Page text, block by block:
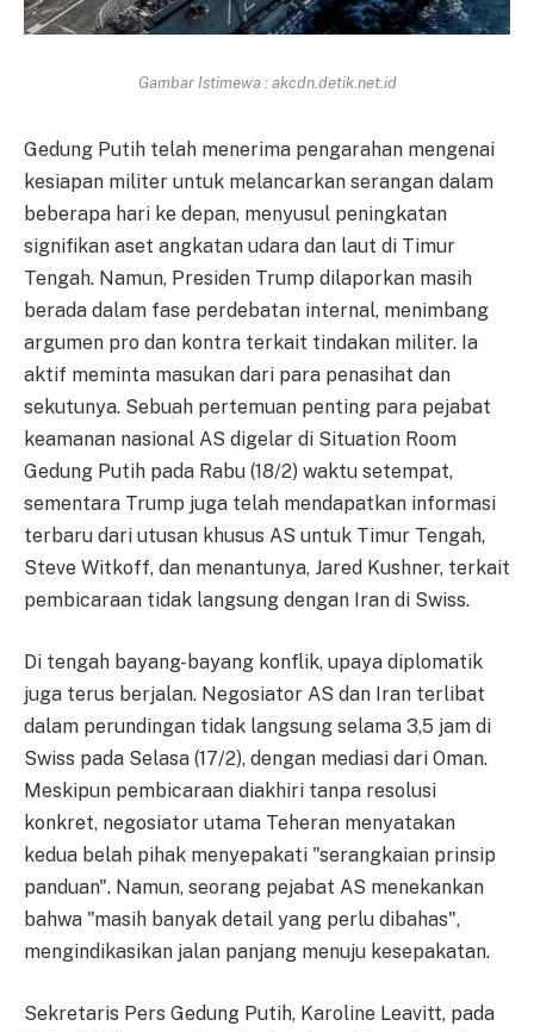
Gambar Istimewa : akcdn.detik.net.id
Gedung Putih telah menerima pengarahan mengenai
kesiapan militer untuk melancarkan serangan dalam
beberapa hari ke depan, menyusul peningkatan
signifikan aset angkatan udara dan laut di Timur
Tengah. Namun, Presiden Trump dilaporkan masih
berada dalam fase perdebatan internal, menimbang
argumen pro dan kontra terkait tindakan militer. Ia
aktif meminta masukan dari para penasihat dan
sekutunya. Sebuah pertemuan penting para pejabat
keamanan nasional AS digelar di Situation Room
Gedung Putih pada Rabu (18/2) waktu setempat,
sementara Trump juga telah mendapatkan informasi
terbaru dari utusan khusus AS untuk Timur Tengah,
Steve Witkoff, dan menantunya, Jared Kushner, terkait
pembicaraan tidak langsung dengan Iran di Swiss.
Di tengah bayang-bayang konflik, upaya diplomatik
juga terus berjalan. Negosiator AS dan Iran terlibat
dalam perundingan tidak langsung selama 3,5 jam di
Swiss pada Selasa (17/2), dengan mediasi dari Oman.
Meskipun pembicaraan diakhiri tanpa resolusi
konkret, negosiator utama Teheran menyatakan
kedua belah pihak menyepakati "serangkaian prinsip
panduan". Namun, seorang pejabat AS menekankan
bahwa "masih banyak detail yang perlu dibahas",
mengindikasikan jalan panjang menuju kesepakatan.
Sekretaris Pers Gedung Putih, Karoline Leavitt, pada